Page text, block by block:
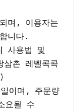
며, 이용자는
니다.
사용법 및
촌 레벨콕콕
이며, 주문량
요될 수